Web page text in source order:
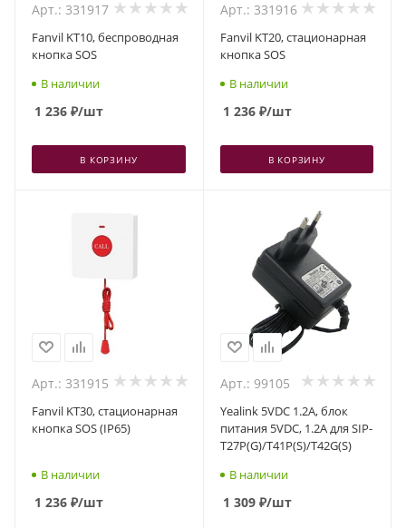
Арт.: 331917
Fanvil KT10, беспроводная
кнопка SOS
В наличии
1 236 ₽/шт
В КОРЗИНУ
Арт.: 331916
Fanvil KT20, стационарная
кнопка SOS
В наличии
1 236₽/шт
В КОРЗИНУ
Арт.: 331915
Fanvil KT30, стационарная
кнопка SOS (IP65)
В наличии
1 236 ₽/шт
Арт.: 99105
Yealink 5VDC 1.2A, блок
питания 5VDC, 1.2A для SIP-
T27P(G)/T41P(S)/T42G(S)
В наличии
1 309₽/шт